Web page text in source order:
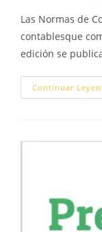
Las Normas de
contablesque
edición se
Continuar